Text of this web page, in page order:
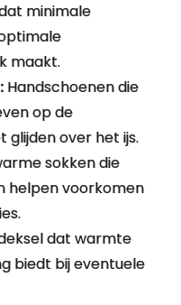
minimale
maakt.
Handschoenen die
op de
glijden over het ijs.
sokken die
helpen voorkomen
dat warmte
biedt bij eventuele